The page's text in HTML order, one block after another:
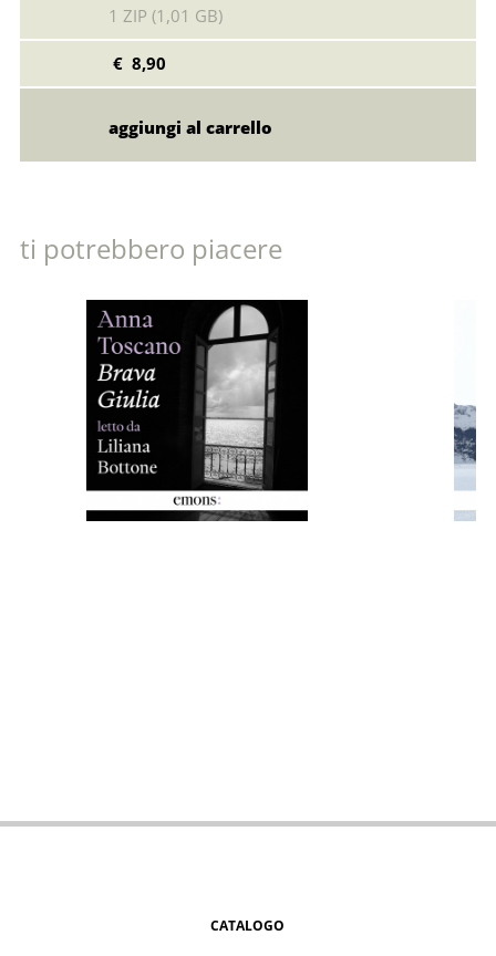
1 ZIP (1,01 GB)
€ 8,90
ti potrebbero piacere
CATALOGO